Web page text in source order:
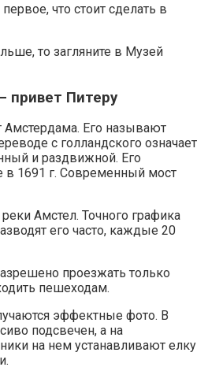
что стоит сделать в
то загляните в Музей
привет Питеру
Его называют
с голландского означает
и раздвижной. Его
в 1691 г. Современный мост
Амстел. Точного графика
его часто, каждые 20
проезжать только
пешеходам.
эффектные фото. В
подсвечен, а на
на нем устанавливают елку